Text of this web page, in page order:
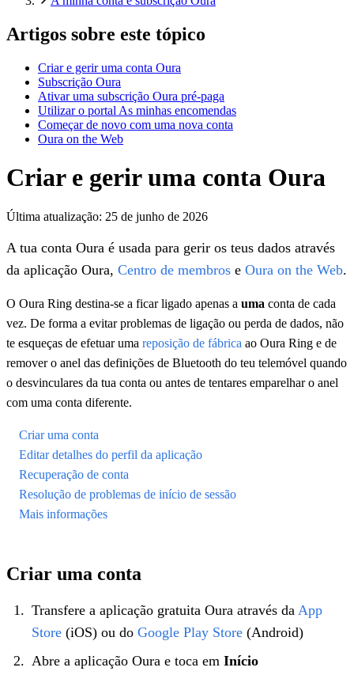
Artigos sobre este tópico
Criar e gerir uma conta Oura
Subscrição Oura
Ativar uma subscrição Oura pré-paga
Utilizar o portal As minhas encomendas
Começar de novo com uma nova conta
Oura on the Web
Criar e gerir uma conta Oura
Última atualização: 25 de junho de 2026
A tua conta Oura é usada para gerir os teus dados através
da aplicação Oura, Centro de membros e Oura on the Web.
O Oura Ring destina-se a ficar ligado apenas a uma conta de cada
vez. De forma a evitar problemas de ligação ou perda de dados, não
te esqueças de efetuar uma reposição de fábrica ao Oura Ring e de
remover o anel das definições de Bluetooth do teu telemóvel quando
o desvinculares da tua conta ou antes de tentares emparelhar o anel
com uma conta diferente.
Criar uma conta
Editar detalhes do perfil da aplicação
Recuperação de conta
Resolução de problemas de início de sessão
Mais informações
Criar uma conta
Transfere a aplicação gratuita Oura através da App
Store (iOS) ou do Google Play Store (Android)
Abre a aplicação Oura e toca em Início